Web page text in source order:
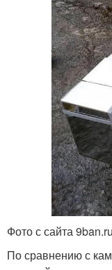
Фото с сайта 9ban.ru
По сравнению с